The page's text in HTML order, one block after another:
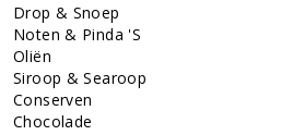
Drop & Snoep
Noten & Pinda 's
Oliën
Siroop & Searoop
Conserven
Chocolade